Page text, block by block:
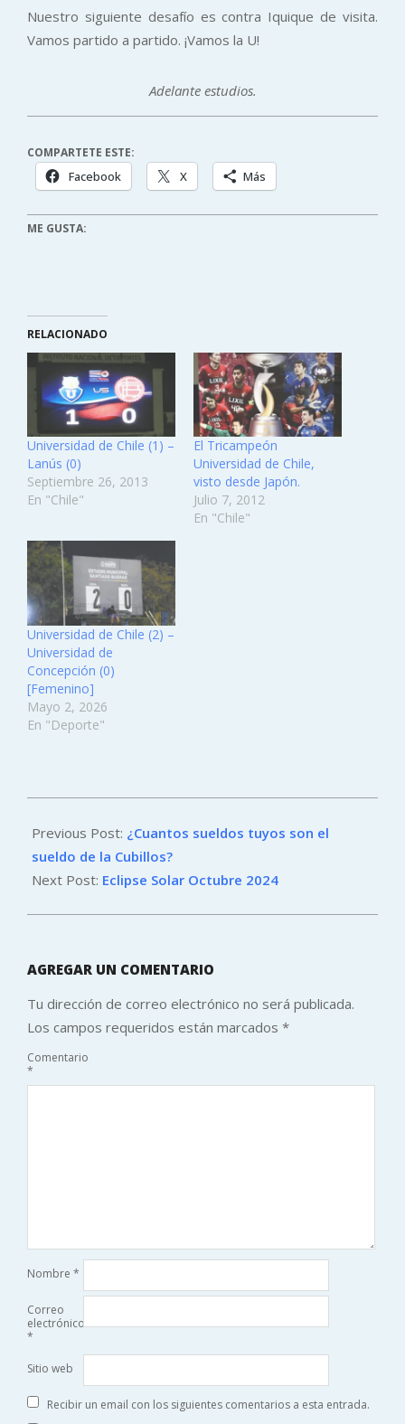
Nuestro siguiente desafío es contra Iquique de visita.
Vamos partido a partido. ¡Vamos la U!
Adelante estudios.
COMPARTETE ESTE:
Facebook X Más
ME GUSTA:
RELACIONADO
Universidad de Chile (1) –
Lanús (0)
Septiembre 26, 2013
En "Chile"
El Tricampeón
Universidad de Chile,
visto desde Japón.
Julio 7, 2012
En "Chile"
Universidad de Chile (2) –
Universidad de
Concepción (0)
[Femenino]
Mayo 2, 2026
En "Deporte"
09-
25
Previous Post: ¿Cuantos sueldos tuyos son el
sueldo de la Cubillos?
Next Post: Eclipse Solar Octubre 2024
AGREGAR UN COMENTARIO
Tu dirección de correo electrónico no será publicada.
Los campos requeridos están marcados *
Comentario
*
Nombre *
Correo
electrónico
*
Sitio web
Recibir un email con los siguientes comentarios a esta entrada.